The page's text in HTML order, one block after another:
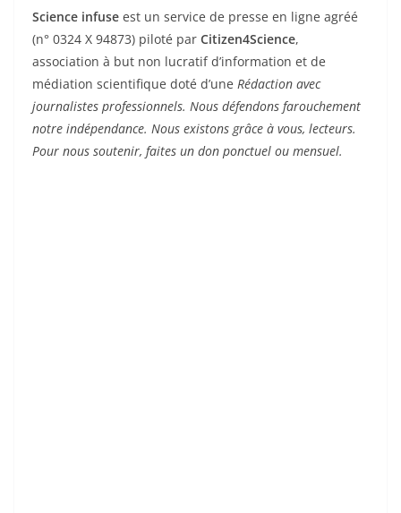
Science infuse est un service de presse en ligne agréé
(n° 0324 X 94873) piloté par Citizen4Science,
association à but non lucratif d’information et de
médiation scientifique doté d’une Rédaction avec
journalistes professionnels. Nous défendons farouchement
notre indépendance. Nous existons grâce à vous, lecteurs.
Pour nous soutenir, faites un don ponctuel ou mensuel.